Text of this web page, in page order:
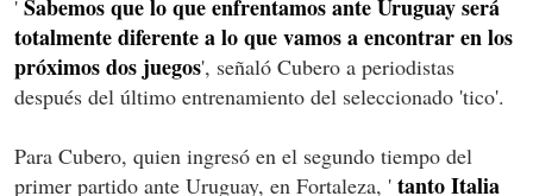
' Sabemos que lo que enfrentamos ante Uruguay será
totalmente diferente a lo que vamos a encontrar en los
próximos dos juegos', señaló Cubero a periodistas
después del último entrenamiento del seleccionado 'tico'.
Para Cubero, quien ingresó en el segundo tiempo del
primer partido ante Uruguay, en Fortaleza, ' tanto Italia